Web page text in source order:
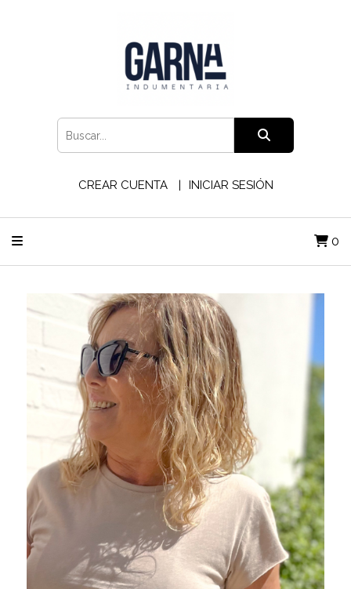
CREAR CUENTA INICIAR SESIÓN
0